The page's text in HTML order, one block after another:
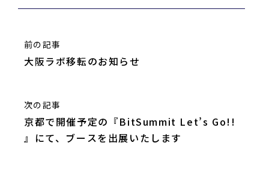
前の記事
大阪ラボ移転のお知らせ
次の記事
京都で開催予定の『BitSummit Let’s Go!!
』にて、ブースを出展いたします